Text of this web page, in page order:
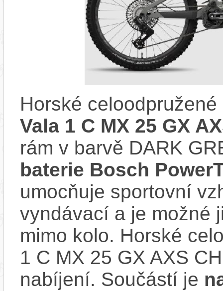
Horské
Vala 1 C MX 25 GX
rám v barvě DARK
baterie Bosch
umocňuje sportovní
vyndávací a je možné
mimo kolo. Horské
1 C MX 25 GX AXS
nabíjení. Součástí je